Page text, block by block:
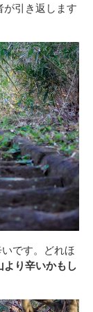
が引き返します
です。どれほ
り辛いかもし